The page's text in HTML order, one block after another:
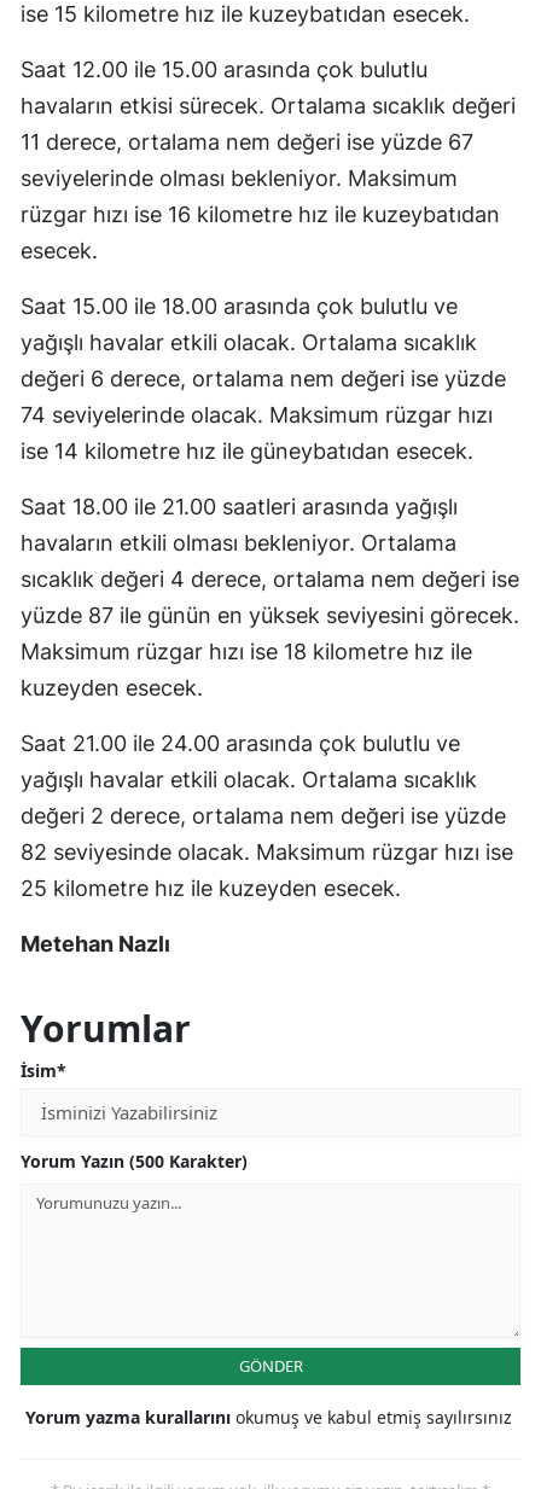
ise 15 kilometre hız ile kuzeybatıdan esecek.
Saat 12.00 ile 15.00 arasında çok bulutlu
havaların etkisi sürecek. Ortalama sıcaklık değeri
11 derece, ortalama nem değeri ise yüzde 67
seviyelerinde olması bekleniyor. Maksimum
rüzgar hızı ise 16 kilometre hız ile kuzeybatıdan
esecek.
Saat 15.00 ile 18.00 arasında çok bulutlu ve
yağışlı havalar etkili olacak. Ortalama sıcaklık
değeri 6 derece, ortalama nem değeri ise yüzde
74 seviyelerinde olacak. Maksimum rüzgar hızı
ise 14 kilometre hız ile güneybatıdan esecek.
Saat 18.00 ile 21.00 saatleri arasında yağışlı
havaların etkili olması bekleniyor. Ortalama
sıcaklık değeri 4 derece, ortalama nem değeri ise
yüzde 87 ile günün en yüksek seviyesini görecek.
Maksimum rüzgar hızı ise 18 kilometre hız ile
kuzeyden esecek.
Saat 21.00 ile 24.00 arasında çok bulutlu ve
yağışlı havalar etkili olacak. Ortalama sıcaklık
değeri 2 derece, ortalama nem değeri ise yüzde
82 seviyesinde olacak. Maksimum rüzgar hızı ise
25 kilometre hız ile kuzeyden esecek.
Metehan Nazlı
Yorumlar
İsim*
Yorum Yazın (500 Karakter)
GÖNDER
Yorum yazma kurallarını okumuş ve kabul etmiş sayılırsınız